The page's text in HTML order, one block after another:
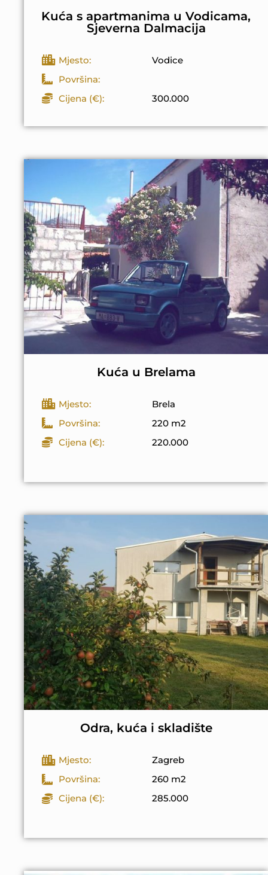
Kuća s apartmanima u Vodicama,
Sjeverna Dalmacija
Mjesto:
Vodice
Površina:
Cijena (€):
300.000
Kuća u Brelama
Mjesto:
Brela
Površina:
220 m2
Cijena (€):
220.000
Odra, kuća i skladište
Mjesto:
Zagreb
Površina:
260 m2
Cijena (€):
285.000